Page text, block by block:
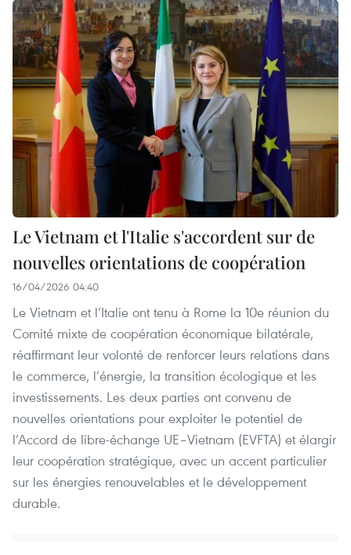
Le Vietnam et l'Italie s'accordent sur de
nouvelles orientations de coopération
16/04/2026 04:40
Le Vietnam et l’Italie ont tenu à Rome la 10e réunion du
Comité mixte de coopération économique bilatérale,
réaffirmant leur volonté de renforcer leurs relations dans
le commerce, l’énergie, la transition écologique et les
investissements. Les deux parties ont convenu de
nouvelles orientations pour exploiter le potentiel de
l’Accord de libre-échange UE–Vietnam (EVFTA) et élargir
leur coopération stratégique, avec un accent particulier
sur les énergies renouvelables et le développement
durable.